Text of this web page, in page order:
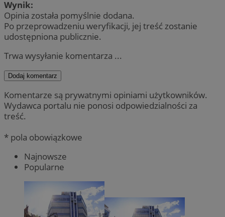
Wynik:
Opinia została pomyślnie dodana.
Po przeprowadzeniu weryfikacji, jej treść zostanie
udostępniona publicznie.
Trwa wysyłanie komentarza ...
Dodaj komentarz
Komentarze są prywatnymi opiniami użytkowników.
Wydawca portalu nie ponosi odpowiedzialności za
treść.
* pola obowiązkowe
Najnowsze
Popularne